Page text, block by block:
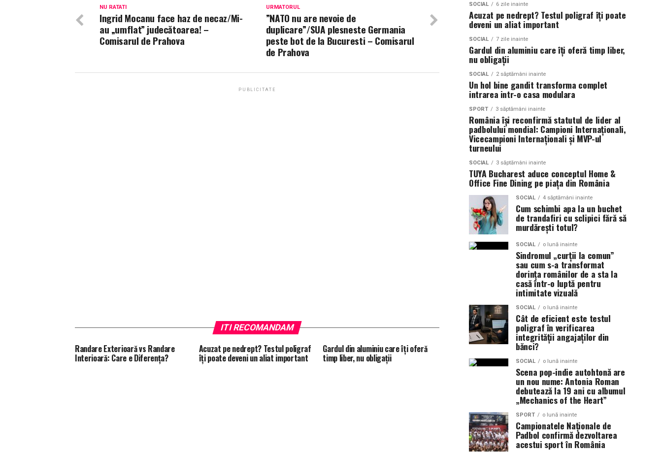
URMATORUL
”NATO nu are nevoie de
duplicare”/SUA plesneste Germania
peste bot de la Bucuresti – Comisarul
de Prahova
NU RATATI
Ingrid Mocanu face haz de necaz/Mi-
au „umflat” judecătoarea! –
Comisarul de Prahova
PUBLICITATE
ITI RECOMANDAM
Randare Exterioară vs Randare
Interioară: Care e Diferența?
Acuzat pe nedrept? Testul poligraf
îţi poate deveni un aliat important
Gardul din aluminiu care îți oferă
timp liber, nu obligații
SOCIAL 6 zile inainte
Acuzat pe nedrept? Testul poligraf îţi poate
deveni un aliat important
SOCIAL 7 zile inainte
Gardul din aluminiu care îți oferă timp liber,
nu obligații
SOCIAL 2 săptămâni inainte
Un hol bine gandit transforma complet
intrarea intr-o casa modulara
SPORT 3 săptămâni inainte
România își reconfirmă statutul de lider al
padbolului mondial: Campioni Internaționali,
Vicecampioni Internaționali și MVP-ul
turneului
SOCIAL 3 săptămâni inainte
TUYA Bucharest aduce conceptul Home &
Office Fine Dining pe piața din România
SOCIAL 4 săptămâni inainte
Cum schimbi apa la un buchet
de trandafiri cu sclipici fără să
murdărești totul?
SOCIAL o lună inainte
Sindromul „curții la comun”
sau cum s-a transformat
dorința românilor de a sta la
casă într-o luptă pentru
intimitate vizuală
SOCIAL o lună inainte
Cât de eficient este testul
poligraf în verificarea
integrității angajaților din
bănci?
SOCIAL o lună inainte
Scena pop-indie autohtonă are
un nou nume: Antonia Roman
debutează la 19 ani cu albumul
„Mechanics of the Heart”
SPORT o lună inainte
Campionatele Naționale de
Padbol confirmă dezvoltarea
acestui sport în România